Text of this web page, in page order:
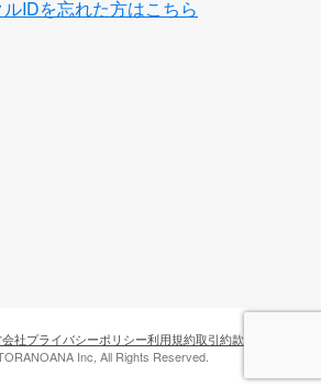
IDを忘れた方はこちら
社プライバシーポリシー利用規約取引約款
Inc, All Rights Reserved.